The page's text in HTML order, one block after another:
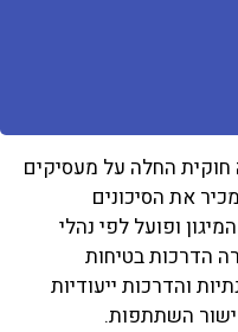
חוקית החלה על מעסיקים
את הסיכונים
ופועל לפי נהלי
הדרכות בטיחות
והדרכות ייעודיות
השתתפות.